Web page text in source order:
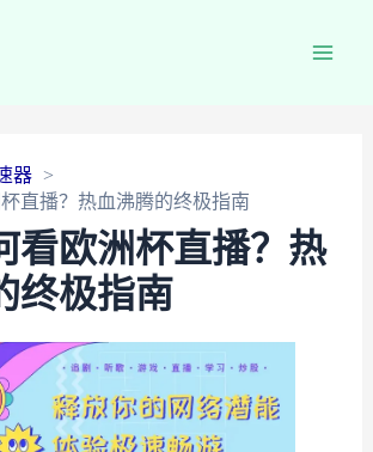
器
直播？热血沸腾的终极指南
看欧洲杯直播？热
终极指南